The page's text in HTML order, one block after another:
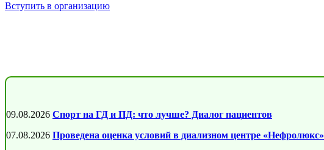
Вступить в организацию
09.08.2026 Спорт на ГД и ПД: что лучше? Диалог пациентов
07.08.2026 Проведена оценка условий в диализном центре «Нефролюкс»